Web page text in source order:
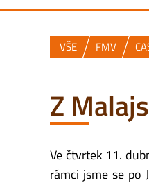
VŠE FMV
Z
Ve čtvrtek 11.
rámci jsme se po